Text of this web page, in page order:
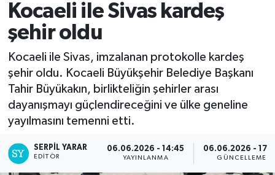
Kocaeli ile Sivas kardeş
şehir oldu
Kocaeli ile Sivas, imzalanan protokolle kardeş
şehir oldu. Kocaeli Büyükşehir Belediye Başkanı
Tahir Büyükakın, birlikteliğin şehirler arası
dayanışmayı güçlendireceğini ve ülke geneline
yayılmasını temenni etti.
SERPİL YARAR
EDITÖR
06.06.2026 - 14:45
YAYINLANMA
06.06.2026 -
GÜNCELLEME